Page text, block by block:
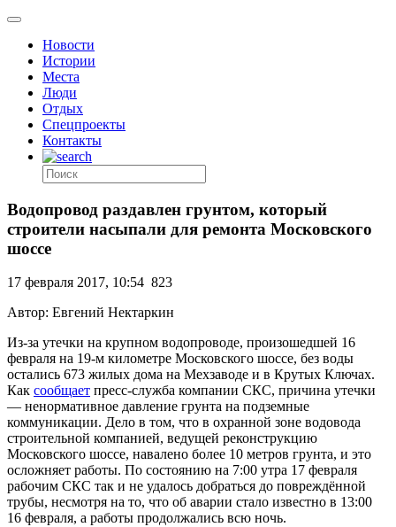
Новости
Истории
Места
Люди
Отдых
Спецпроекты
Контакты
Водопровод раздавлен грунтом, который
строители насыпали для ремонта Московского
шоссе
17 февраля 2017, 10:54 823
Автор: Евгений Нектаркин
Из-за утечки на крупном водопроводе, произошедшей 16
февраля на 19-м километре Московского шоссе, без воды
остались 673 жилых дома на Мехзаводе и в Крутых Ключах.
Как сообщает пресс-служба компании СКС, причина утечки
— ненормативное давление грунта на подземные
коммуникации. Дело в том, что в охранной зоне водовода
строительной компанией, ведущей реконструкцию
Московского шоссе, навалено более 10 метров грунта, и это
осложняет работы. По состоянию на 7:00 утра 17 февраля
рабочим СКС так и не удалось добраться до повреждённой
трубы, несмотря на то, что об аварии стало известно в 13:00
16 февраля, а работы продолжались всю ночь.